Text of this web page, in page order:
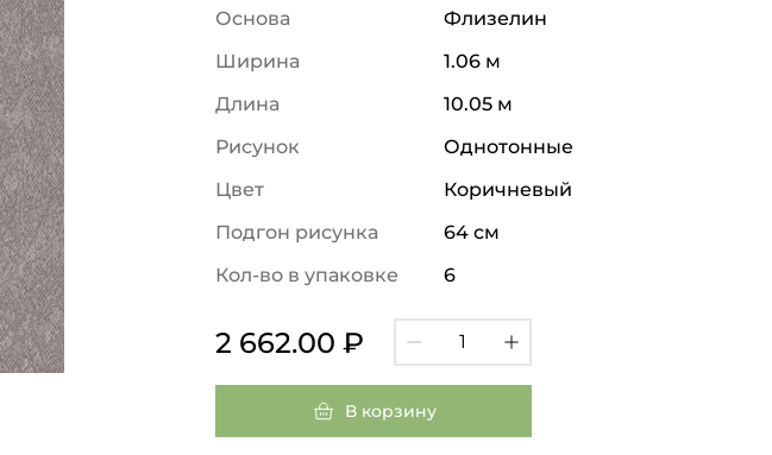
Основа
Флизелин
Ширина
1.06 м
Длина
10.05 м
Рисунок
Однотонные
Цвет
Коричневый
Подгон рисунка
64 см
Кол-во в упаковке
6
2 662.00 ₽
В корзину